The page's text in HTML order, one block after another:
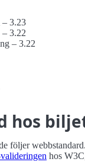
– 3.23
– 3.22
– 3.22
hos
följer
hos